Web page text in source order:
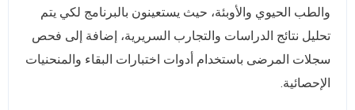
والطب الحيوي والأوبئة، حيث يستعينون بالبرنامج لكي يتم
تحليل نتائج الدراسات والتجارب السريرية، إضافة إلى فحص
سجلات المرضى باستخدام أدوات اختبارات البقاء والمنحنيات
الإحصائية.